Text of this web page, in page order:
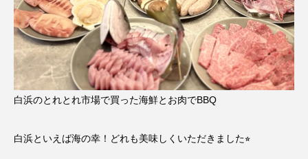
白浜のとれとれ市場で買った海鮮とお肉でBBQ
白浜といえば海の幸！どれも美味しくいただきました⭐︎